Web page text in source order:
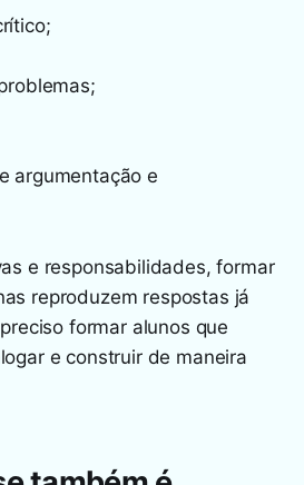
argumentação e
e responsabilidades, formar
reproduzem respostas já
formar alunos que
e construir de maneira